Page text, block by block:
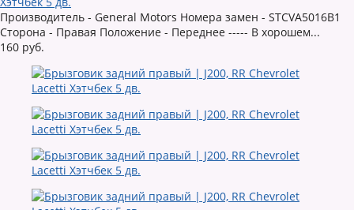
Производитель - General Motors Номера замен - STCVA5016B1
Сторона - Правая Положение - Переднее ----- В хорошем...
160 руб.